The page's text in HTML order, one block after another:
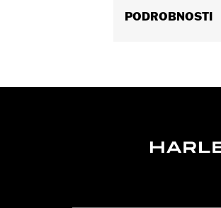
PODROBNOSTI
WARRANTY:90